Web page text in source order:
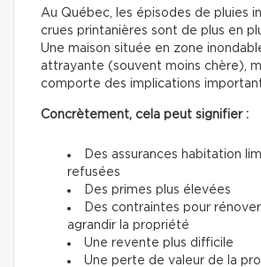
Au Québec, les épisodes de pluies
crues printanières sont de plus en
Une maison située en zone
attrayante (souvent moins chère),
comporte des implications
Concrètement, cela peut signifier :
Des assurances habitation
refusées
Des primes plus élevées
Des contraintes pour
agrandir la propriété
Une revente plus difficile
Une perte de valeur de la